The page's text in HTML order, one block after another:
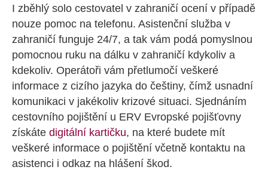
I zběhlý solo cestovatel v zahraničí ocení v případě
nouze pomoc na telefonu. Asistenční služba v
zahraničí funguje 24/7, a tak vám podá pomyslnou
pomocnou ruku na dálku v zahraničí kdykoliv a
kdekoliv. Operátoři vám přetlumočí veškeré
informace z cizího jazyka do češtiny, čímž usnadní
komunikaci v jakékoliv krizové situaci. Sjednáním
cestovního pojištění u ERV Evropské pojišťovny
získáte digitální kartičku, na které budete mít
veškeré informace o pojištění včetně kontaktu na
asistenci i odkaz na hlášení škod.